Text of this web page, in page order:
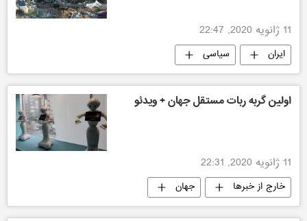
11 ژانویه 2020, 22:47
ایران سیاسی
اولین گربه ربات مستقل جهان + ویدئو
11 ژانویه 2020, 22:31
خارج از خبرها جهان